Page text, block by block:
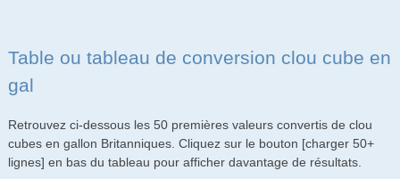
Table ou tableau de conversion clou cube en
gal
Retrouvez ci-dessous les 50 premières valeurs convertis de clou
cubes en gallon Britanniques. Cliquez sur le bouton [charger 50+
lignes] en bas du tableau pour afficher davantage de résultats.